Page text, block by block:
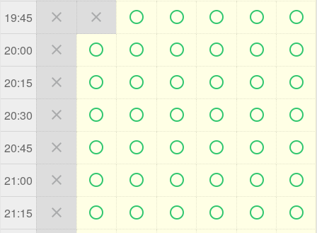
19:45       
20:00       
20:15       
20:30       
20:45       
21:00       
21:15       